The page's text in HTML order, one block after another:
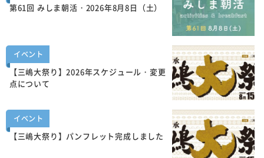
第61回 みしま朝活・2026年8月8日（土）
イベント
【三嶋大祭り】2026年スケジュール・変更
点について
イベント
【三嶋大祭り】パンフレット完成しました